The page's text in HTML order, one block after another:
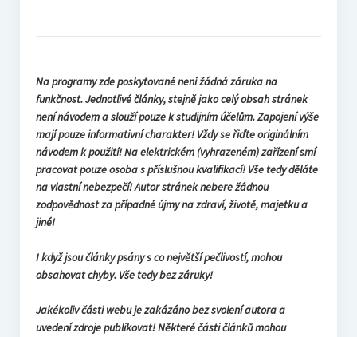
Na programy zde poskytované není žádná záruka na
funkčnost. Jednotlivé články, stejně jako celý obsah stránek
není návodem a slouží pouze k studijním účelům. Zapojení výše
mají pouze informativní charakter! Vždy se řiďte originálním
návodem k použití! Na elektrickém (vyhrazeném) zařízení smí
pracovat pouze osoba s příslušnou kvalifikací! Vše tedy děláte
na vlastní nebezpečí! Autor stránek nebere žádnou
zodpovědnost za případné újmy na zdraví, životě, majetku a
jiné!
I když jsou články psány s co největší pečlivostí, mohou
obsahovat chyby. Vše tedy bez záruky!
Jakékoliv části webu je zakázáno bez svolení autora a
uvedení zdroje publikovat! Některé části článků mohou